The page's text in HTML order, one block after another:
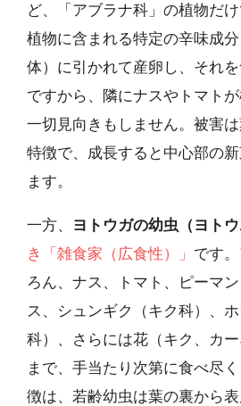
ど、「アブラナ科」の植物だ
植物に含まれる特定の辛味成
体）に引かれて産卵し、それを
ですから、隣にナスやトマトが
一切見向きもしません。被害
特徴で、成長すると中心部の
ます。
一方、 ヨトウガの幼虫（ヨトウ
き「雑食家（広食性）」 です
ろん、ナス、トマト、ピーマ
ス、シュンギク（キク科）、
科）、さらには花（キク、カー
まで、手当たり次第に食べ尽
徴は、若齢幼虫は葉の裏から